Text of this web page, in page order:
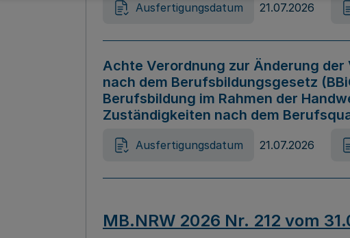
Ausfertigungsdatum 21.07.2026
Achte Verordnung zur Änderung
nach dem Berufsbildungsgesetz
Berufsbildung im Rahmen der
Zuständigkeiten nach dem
Ausfertigungsdatum 21.07.2026
MB.NRW 2026 Nr. 212 vom